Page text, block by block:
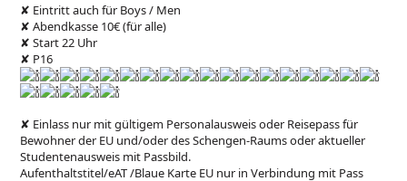
✘ Eintritt auch für Boys / Men
✘ Abendkasse 10€ (für alle)
✘ Start 22 Uhr
✘ P16
✘ Einlass nur mit gültigem Personalausweis oder Reisepass für
Bewohner der EU und/oder des Schengen-Raums oder aktueller
Studentenausweis mit Passbild.
Aufenthaltstitel/eAT /Blaue Karte EU nur in Verbindung mit Pass